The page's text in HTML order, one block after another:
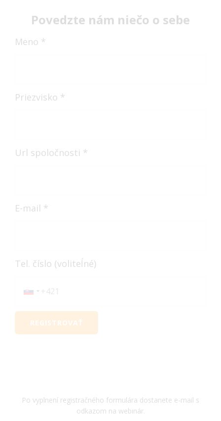
Povedzte nám niečo o sebe
Meno *
Priezvisko *
Url spoločnosti *
E-mail *
Tel. číslo (voliteĺné)
Po vyplnení registračného formulára dostanete e-mail s
odkazom na webinár.